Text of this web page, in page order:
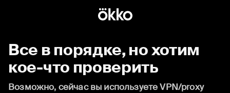
Все в порядке, но хотим
кое-что проверить
Возможно, сейчас вы используете VPN/proxy